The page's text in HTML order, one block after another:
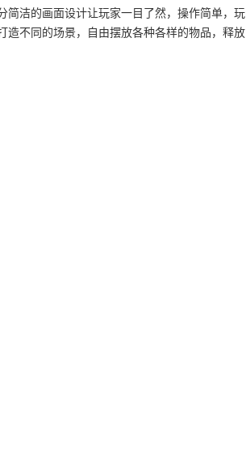
简洁的画面设计让玩家一目了然，操作简单，玩
造不同的场景，自由摆放各种各样的物品，释放